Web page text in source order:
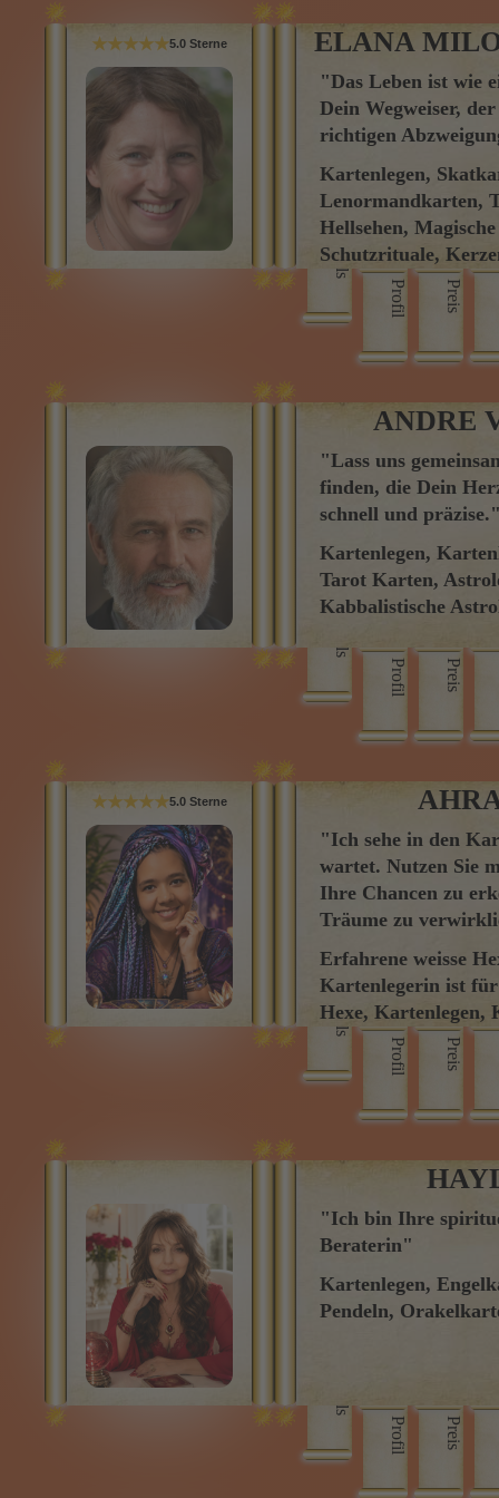
Dein Wegweiser,
richtigen
Kartenlegen,
Lenormandkarten,
Hellsehen,
Schutzrituale,
Liebeszauber,
*** Beratungen auch
Skills
Profil
Preis
ANDRE
finden, die Dein
schnell und präzise."
Kartenlegen,
Tarot Karten,
Kabbalistische
Skills
Profil
Preis
wartet. Nutzen Sie
Ihre Chancen zu
Träume zu
Erfahrene weisse
Kartenlegerin ist für
Hexe, Kartenlegen,
den
Tarot Karten,
Pendeln,
Skills
Profil
Preis
Beraterin"
Pendeln,
Skills